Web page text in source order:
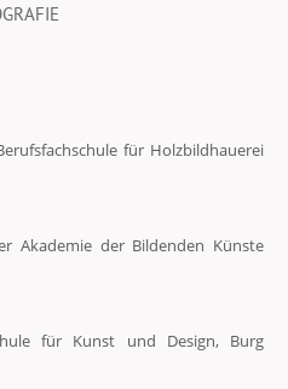
für Holzbildhauerei
Akademie der Bildenden Künste
für Kunst und Design, Burg